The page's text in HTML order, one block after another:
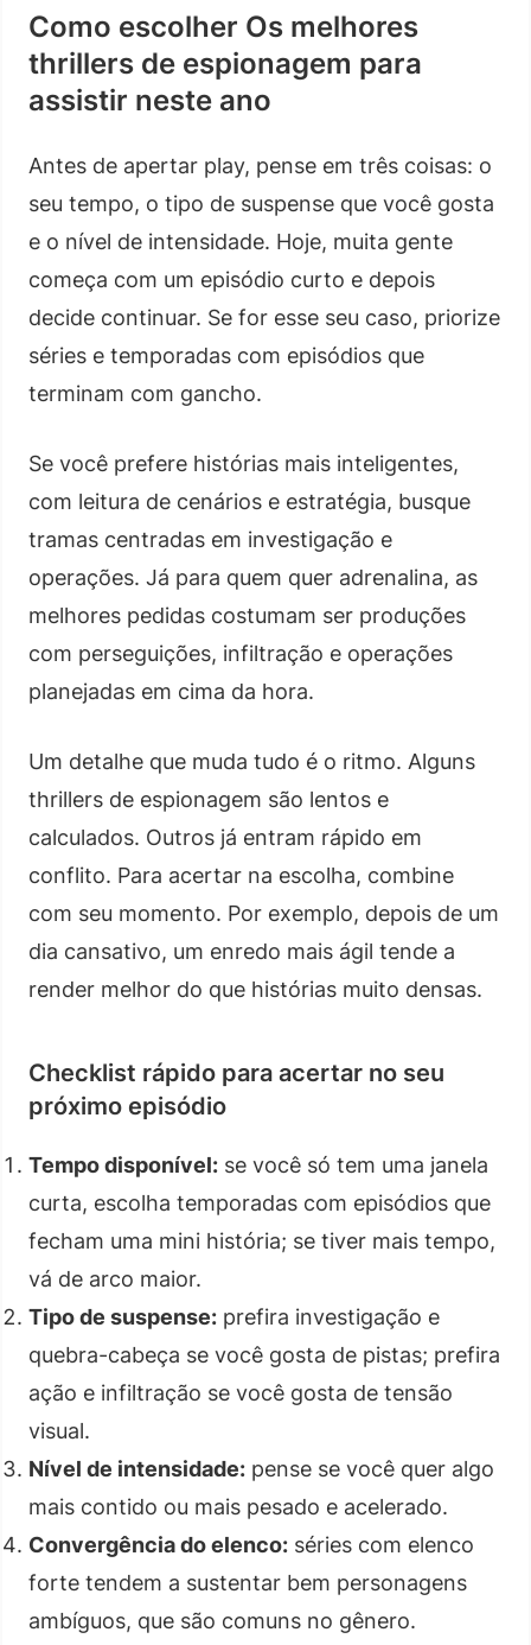
Como escolher Os melhores
thrillers de espionagem para
assistir neste ano
Antes de apertar play, pense em três coisas: o
seu tempo, o tipo de suspense que você gosta
e o nível de intensidade. Hoje, muita gente
começa com um episódio curto e depois
decide continuar. Se for esse seu caso, priorize
séries e temporadas com episódios que
terminam com gancho.
Se você prefere histórias mais inteligentes,
com leitura de cenários e estratégia, busque
tramas centradas em investigação e
operações. Já para quem quer adrenalina, as
melhores pedidas costumam ser produções
com perseguições, infiltração e operações
planejadas em cima da hora.
Um detalhe que muda tudo é o ritmo. Alguns
thrillers de espionagem são lentos e
calculados. Outros já entram rápido em
conflito. Para acertar na escolha, combine
com seu momento. Por exemplo, depois de um
dia cansativo, um enredo mais ágil tende a
render melhor do que histórias muito densas.
Checklist rápido para acertar no seu
próximo episódio
Tempo disponível: se você só tem uma janela
curta, escolha temporadas com episódios que
fecham uma mini história; se tiver mais tempo,
vá de arco maior.
Tipo de suspense: prefira investigação e
quebra-cabeça se você gosta de pistas; prefira
ação e infiltração se você gosta de tensão
visual.
Nível de intensidade: pense se você quer algo
mais contido ou mais pesado e acelerado.
Convergência do elenco: séries com elenco
forte tendem a sustentar bem personagens
ambíguos, que são comuns no gênero.